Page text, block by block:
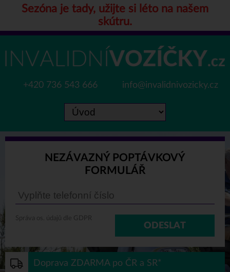
Sezóna je tady, užijte si léto na našem
skútru.
+420 736 543 666 info@invalidnivozicky.cz
NEZÁVAZNÝ POPTÁVKOVÝ
FORMULÁŘ
Správa os. údajů dle GDPR
ODESLAT
Doprava ZDARMA po ČR a SR*